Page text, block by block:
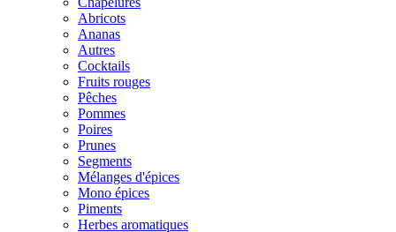
Abricots
Ananas
Autres
Cocktails
Fruits rouges
Pêches
Pommes
Poires
Prunes
Segments
Mélanges d'épices
Mono épices
Piments
Herbes aromatiques